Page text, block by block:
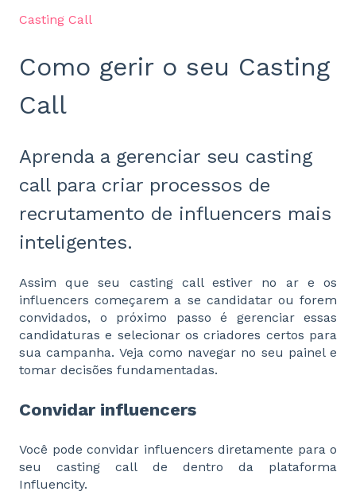
Casting Call
Como gerir o seu Casting
Call
Aprenda a gerenciar seu casting
call para criar processos de
recrutamento de influencers mais
inteligentes.
Assim que seu casting call estiver no ar e os
influencers começarem a se candidatar ou forem
convidados, o próximo passo é gerenciar essas
candidaturas e selecionar os criadores certos para
sua campanha. Veja como navegar no seu painel e
tomar decisões fundamentadas.
Convidar influencers
Você pode convidar influencers diretamente para o
seu casting call de dentro da plataforma
Influencity.